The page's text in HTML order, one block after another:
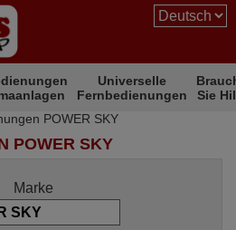
Universelle
Fernbedienungen
Sie
POWER SKY
POWER SKY
Marke